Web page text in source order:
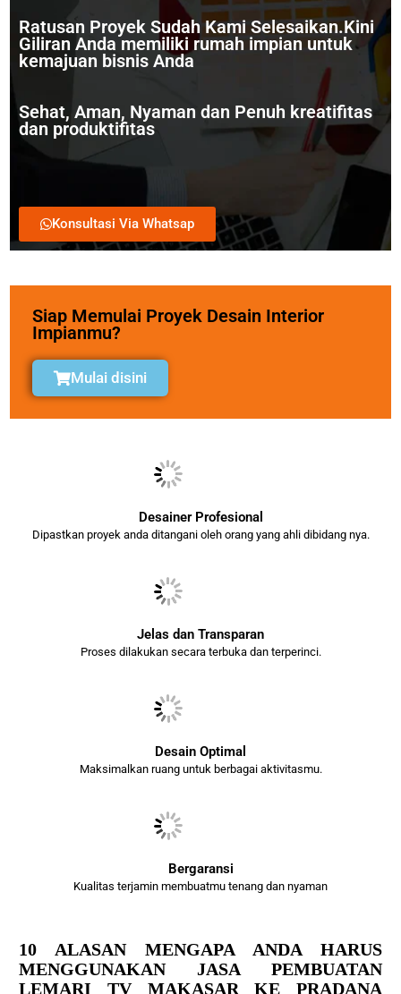
Ratusan Proyek Sudah Kami Selesaikan.Kini
Giliran Anda memiliki rumah impian untuk
kemajuan bisnis Anda
Sehat, Aman, Nyaman dan Penuh kreatifitas
dan produktifitas
Konsultasi Via Whatsap
Siap Memulai Proyek Desain Interior
Impianmu?
Mulai disini
Desainer Profesional
Dipastkan proyek anda ditangani oleh orang yang ahli dibidang nya.
Jelas dan Transparan
Proses dilakukan secara terbuka dan terperinci.
Desain Optimal
Maksimalkan ruang untuk berbagai aktivitasmu.
Bergaransi
Kualitas terjamin membuatmu tenang dan nyaman
10 ALASAN MENGAPA ANDA HARUS
MENGGUNAKAN JASA PEMBUATAN
LEMARI TV MAKASAR KE PRADANA